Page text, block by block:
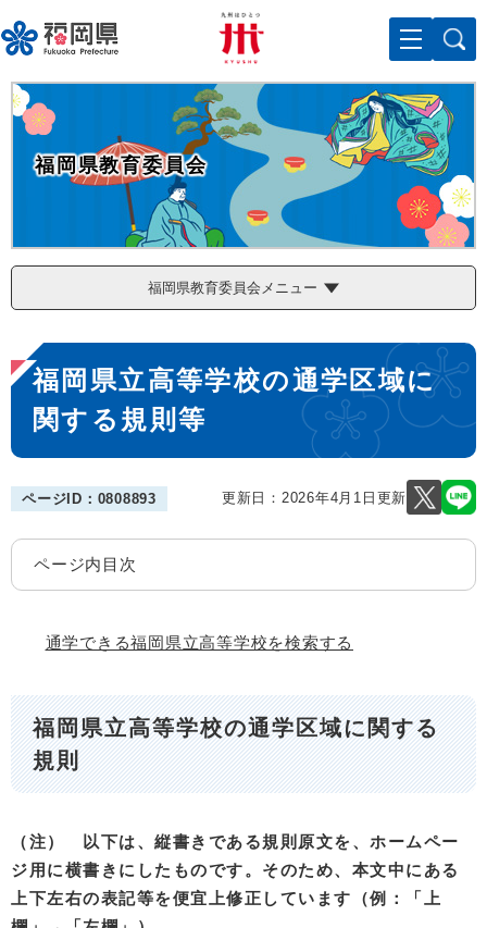
ー
ジ
の
先
メニューを飛ばして本文へ
福岡県教育委員会
福岡県教育委員会メニュー
本
文
福岡県立高等学校の通学区域に
関する規則等
ページID：0808893 更新日：2026年4月1日更新
ページ内目次
通学できる福岡県立高等学校を検索する
福岡県立高等学校の通学区域に関する
規則
（注） 以下は、縦書きである規則原文を、ホームペー
ジ用に横書きにしたものです。そのため、本文中にある
上下左右の表記等を便宜上修正しています（例：「上